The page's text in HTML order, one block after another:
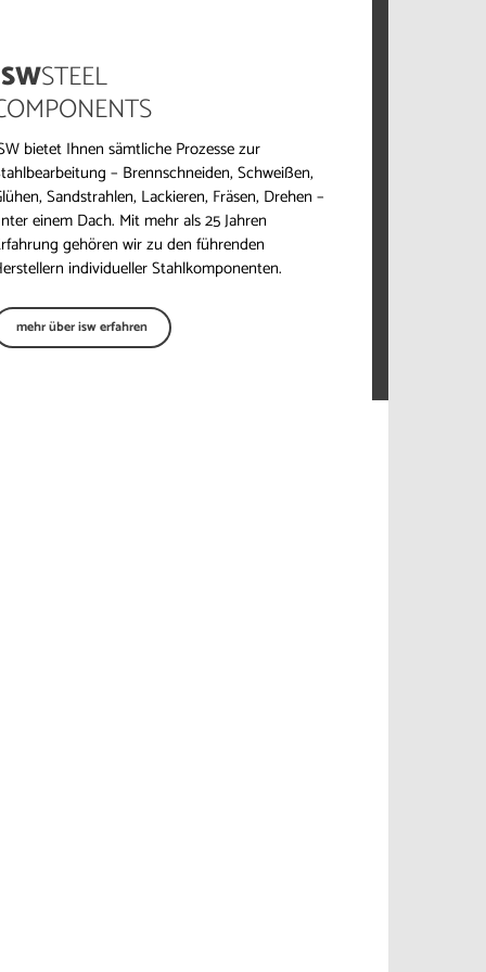
STEEL
bietet Ihnen sämtliche Prozesse zur
– Brennschneiden, Schweißen,
Sandstrahlen, Lackieren, Fräsen, Drehen –
einem Dach. Mit mehr als 25 Jahren
gehören wir zu den führenden
individueller Stahlkomponenten.
mehr über isw erfahren